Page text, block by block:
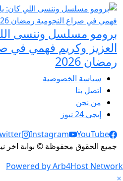
برومو مسلسل وننسى
العزيز وكريم فهمي في
رمضان 2026
سياسة الخصوصية
اتصل بنا
من نحن
إيجي 24 نيوز
Social Links
Instagram
YouTube
جميع الحقوق محفوظة © بوابة اخر نيوز
Powered by Arb4Host Network